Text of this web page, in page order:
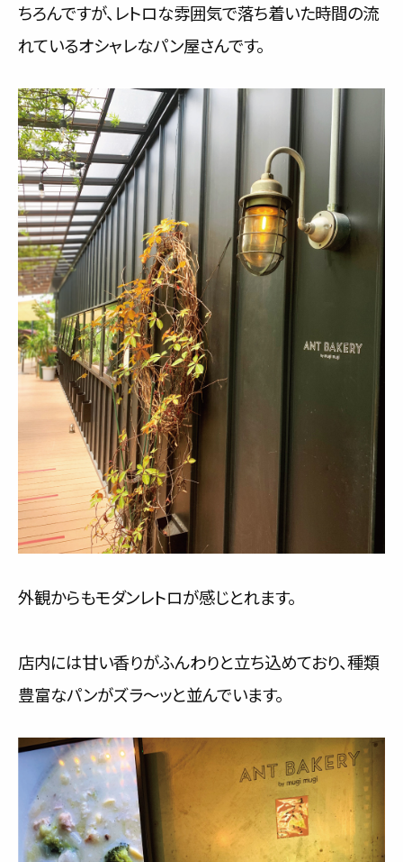
ご利用の流れ
会社紹介
ちろんですが、レトロな雰囲気で落ち着いた時間の流
れているオシャレなパン屋さんです。
外観からもモダンレトロが感じとれます。
店内には甘い香りがふんわりと立ち込めており、種類
豊富なパンがズラ～ッと並んでいます。